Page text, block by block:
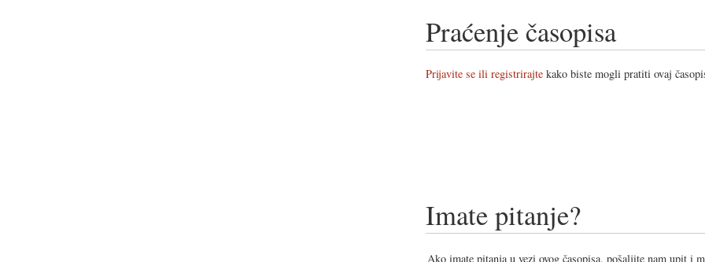
Praćenje časopisa
Prijavite se ili registrirajte kako biste mogli pratiti ovaj
Imate pitanje?
Ako imate pitanja u vezi ovog časopisa, pošaljite nam upit i